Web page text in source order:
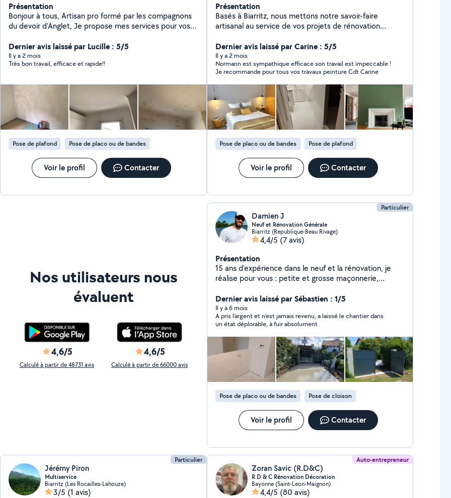
Présentation
Bonjour à tous, Artisan pro formé par les compagnons
du devoir d'Anglet, Je propose mes services pour vos
moyens et gros chantiers). Mon objectif est toujours le
même : un travail propre, soigné et durable. N'hésitez
pas à me contacter directement par téléphone pour
accompagner et de vous proposer une solution
adaptée. À bientôt Yok peinture et papier (.fr)
O698737101
Dernier avis laissé par Lucille : 5/5
Il y a 2 mois
Très bon travail, efficace et rapide!!
Pose de plafond Pose de placo ou de bandes
Voir le profil Contacter
Présentation
Basés à Biarritz, nous mettons notre savoir-faire
artisanal au service de vos projets de rénovation
le Pays Basque et les Landes - Qualité, discrétion et
respect de votre lieu de vie - Service complet : de la
préparation à la finition Notre objectif : un résultat
impeccable, un contact humain et une expérience
fluide, du premier appel à la dernière couche de
peinture. Parce que chaque projet est unique, nous
vous accompagnons avec des conseils personnalisés et
des solutions adaptées à vos besoins, qu'il s'agisse d'un
simple rafraîchissement ou d'une rénovation complète.
Dernier avis laissé par Carine : 5/5
Il y a 2 mois
Normann est sympathique efficace son travail est impeccable !
Je recommande pour tous vos travaux peinture Cdt Carine
Pose de placo ou de bandes Pose de plafond
Voir le profil Contacter
Nos utilisateurs nous
évaluent
4,6/5
Calculé à partir de 48731 avis
4,6/5
Calculé à partir de 66000 avis
Particulier
Damien J
Neuf et Rénovation Générale
Biarritz (Republique-Beau Rivage)
4,4/5 (7 avis)
Présentation
15 ans d'expérience dans le neuf et la rénovation, je
réalise pour vous : petite et grosse maçonnerie,
soigné
Dernier avis laissé par Sébastien : 1/5
Il y a 6 mois
A pris l’argent et n’est jamais revenu, a laissé le chantier dans
un état déplorable, à fuir absolument
Pose de placo ou de bandes Pose de cloison
Voir le profil Contacter
Particulier
Jérémy Piron
Multiservice
Biarritz (Les Rocailles-Lahouze)
3/5 (1 avis)
Auto-entrepreneur
Zoran Savic (R.D&C)
R.D & C Rénovation Décoration
Bayonne (Saint-Leon-Maignon)
4,4/5 (80 avis)